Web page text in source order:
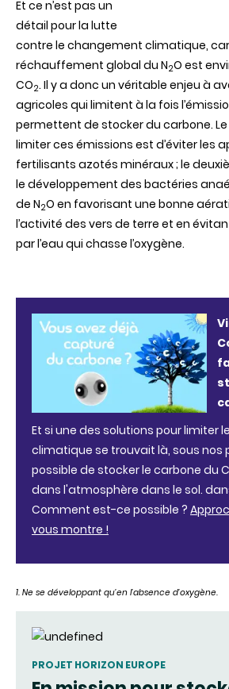
Et ce n’est pas un
détail pour la lutte
contre le changement climatique,
réchauffement global du N2O est
CO2. Il y a donc un véritable enjeu à
agricoles qui limitent à la fois
permettent de stocker du carbone.
limiter ces émissions est d’éviter les
fertilisants azotés minéraux ; le
le développement des bactéries
de N2O en favorisant une bonne
l’activité des vers de terre et en
par l’eau qui chasse l’oxygène.
Et si une des solutions pour limiter
climatique se trouvait là, sous nos
possible de stocker le carbone du
dans l'atmosphère dans le sol.
Comment est-ce possible ?
vous montre !
1. Ne se développant qu’en l’absence d’oxygène.
PROJET HORIZON EUROPE